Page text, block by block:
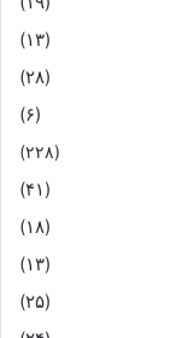
(۱۳)
(۲۸)
(۶)
(۲۲۸)
(۴۱)
(۱۸)
(۱۳)
(۲۵)